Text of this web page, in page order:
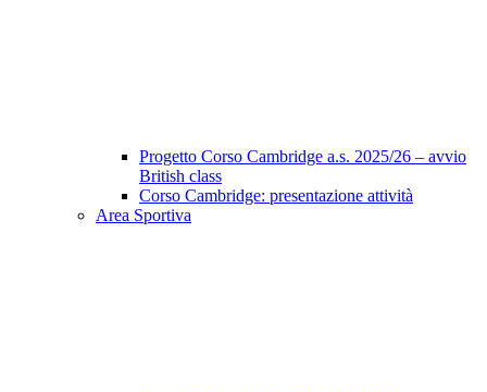
Progetto Corso Cambridge a.s. 2025/26 – avvio
British class
Corso Cambridge: presentazione attività
Area Sportiva